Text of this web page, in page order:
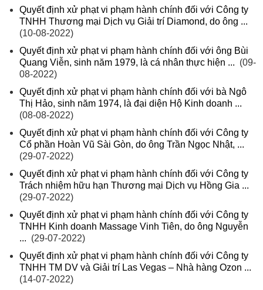
Quyết định xử phạt vi phạm hành chính đối với Công ty
TNHH Thương mại Dịch vụ Giải trí Diamond, do ông ...
(10-08-2022)
Quyết định xử phạt vi phạm hành chính đối với ông Bùi
Quang Viễn, sinh năm 1979, là cá nhân thực hiện ... (09-
08-2022)
Quyết định xử phạt vi phạm hành chính đối với bà Ngô
Thị Hảo, sinh năm 1974, là đại diện Hộ Kinh doanh ...
(08-08-2022)
Quyết định xử phạt vi phạm hành chính đối với Công ty
Cổ phần Hoàn Vũ Sài Gòn, do ông Trần Ngọc Nhật, ...
(29-07-2022)
Quyết định xử phạt vi phạm hành chính đối với Công ty
Trách nhiệm hữu hạn Thương mại Dịch vụ Hồng Gia ...
(29-07-2022)
Quyết định xử phạt vi phạm hành chính đối với Công ty
TNHH Kinh doanh Massage Vinh Tiên, do ông Nguyễn
... (29-07-2022)
Quyết định xử phạt vi phạm hành chính đối với Công ty
TNHH TM DV và Giải trí Las Vegas – Nhà hàng Ozon ...
(14-07-2022)